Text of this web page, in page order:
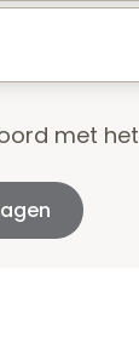
met het